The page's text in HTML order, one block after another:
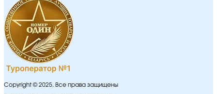
Copyright © 2025. Все права защищены